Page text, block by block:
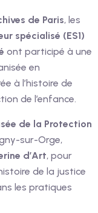
de Paris, les
spécialisé (ES1)
ont participé à une
en
à l’histoire de
de l’enfance.
de la Protection
sur-Orge,
d’Art, pour
de la justice
les pratiques